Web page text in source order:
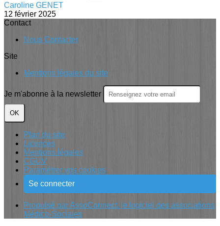
Caroline GENET
12 février 2025
Contact
Nous Contacter
Site
Mentions légales du site
Je m'abonne à la newsletter
OK
Plan du site
Licences
Mentions légales
CGUV
Paramétrer vos cookies
Se connecter
Propulsé par AssoConnect, le logiciel des associations
Médico-Sociales